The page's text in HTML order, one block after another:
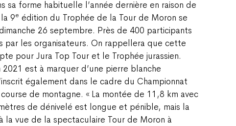
sa forme habituelle l’année dernière en raison de
9e édition du Trophée de la Tour de Moron se
26 septembre. Près de 400 participants
par les organisateurs. On rappellera que cette
pour Jura Top Tour et le Trophée jurassien.
est à marquer d’une pierre blanche
également dans le cadre du Championnat
de montagne. « La montée de 11,8 km avec
de dénivelé est longue et pénible, mais la
la vue de la spectaculaire Tour de Moron à